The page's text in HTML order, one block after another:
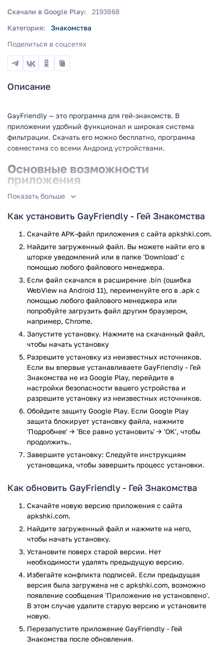
Скачали в Google Play:
2193868
Категория:
Знакомства
Поделиться в соцсетях
Описание
GayFriendly — это программа для гей-знакомств. В
приложении удобный функционал и широкая система
фильтрации. Скачать его можно бесплатно, программа
совместима со всеми Андроид устройствами.
Основные возможности
приложения
Среди ключевых особенностей:
быстрый вход с помощью соц.сетей, причем
странички;
поддержка загрузки фотографий – до 30 снимков,
причем они будут выгружаться в высоком
разрешении;
загрузка фотографий напрямую из Фейсбука;
смена порядка снимков;
гео-локация, можно найти партнеров поблизости,
задать определенный радиус поиска;
поиск партнера по критериям (например, наличие
фотографий);
фильтрация по активности, выдаются пользователи,
заходившие не позже 7 дней назад;
фильтрация по присутствию в сети, будут
выводиться только пользователи в статусе онлайн;
добавление в избранное, понравившихся парней
можно занести в список, чтобы пообщаться позже.
Достоинства программы
Программу отличает несколько достоинств:
Многоступенчатая проверка регистрирующихся. От
пользователя требуется загрузить фото, оставить
приложении можно зарегистрироваться без
верификации. Однако пользователи, прошедшие
верификацию, получают приоритет. А еще их анкеты
выделяются специальным бейджиком.
Быстрые гей-знакомства. Разработчик встроил в
требуется отсортировать список потенциальных
партнеров. Если возникнет совпадение и оба
понравятся друг другу, то придет уведомление о
взаимной симпатии.
Простой и понятный интерфейс. Создатели
программы оформили чат в стиле популярных
мессенджеров, поэтому разобраться в функционале
легко.
Виртуальные подарки. Разработчики упростили
Показать больше
Как установить GayFriendly - Гей Знакомства
Скачайте APK-файл приложения с сайта apkshki.com.
Найдите загруженный файл. Вы можете найти его в
шторке уведомлений или в папке 'Download' с
помощью любого файлового менеджера.
Если файл скачался в расширение .bin (ошибка
WebView на Android 11), переименуйте его в .apk с
помощью любого файлового менеджера или
попробуйте загрузить файл другим браузером,
например, Chrome.
Запустите установку. Нажмите на скачанный файл,
чтобы начать установку
Разрешите установку из неизвестных источников.
Если вы впервые устанавливаете GayFriendly - Гей
Знакомства не из Google Play, перейдите в
настройки безопасности вашего устройства и
разрешите установку из неизвестных источников.
Обойдите защиту Google Play. Если Google Play
защита блокирует установку файла, нажмите
'Подробнее' → 'Все равно установить' → 'OK', чтобы
продолжить..
Завершите установку: Следуйте инструкциям
установщика, чтобы завершить процесс установки.
Как обновить GayFriendly - Гей Знакомства
Скачайте новую версию приложения с сайта
apkshki.com.
Найдите загруженный файл и нажмите на него,
чтобы начать установку.
Установите поверх старой версии. Нет
необходимости удалять предыдущую версию.
Избегайте конфликта подписей. Если предыдущая
версия была загружена не с apkshki.com, возможно
появление сообщения 'Приложение не установлено'.
В этом случае удалите старую версию и установите
новую.
Перезапустите приложениe GayFriendly - Гей
Знакомства после обновления.